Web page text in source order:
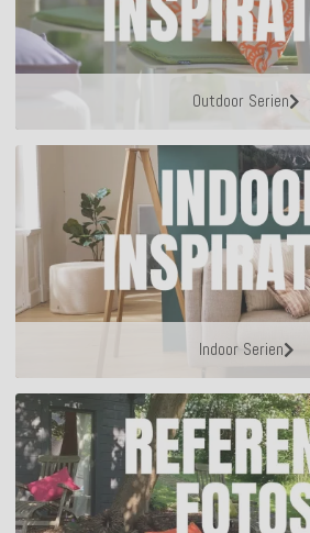
Outdoor Serien
Indoor Serien